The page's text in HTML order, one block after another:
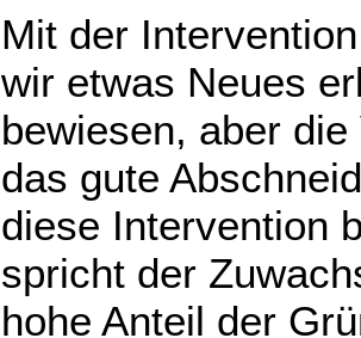
Mit der
wir etwas Neues
bewiesen, aber
das gute
diese Intervention
spricht der
hohe Anteil der